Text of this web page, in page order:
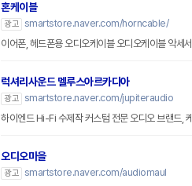
혼케이블
광고 smartstore.naver.com/horncable/
이어폰, 헤드폰용 오디오케이블 오디오케이블
럭셔리사운드 멜루스아르카디아
광고 smartstore.naver.com/jupiteraudio
하이엔드 Hi-Fi 수제작 커스텀 전문 오디오 브랜드,
오디오마을
광고 smartstore.naver.com/audiomaul